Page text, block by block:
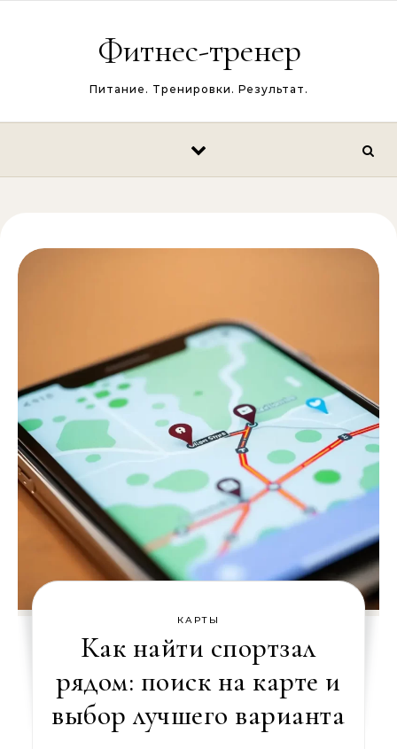
Фитнес-тренер
Питание. Тренировки. Результат.
КАРТЫ
Как найти спортзал
рядом: поиск на карте и
выбор лучшего варианта